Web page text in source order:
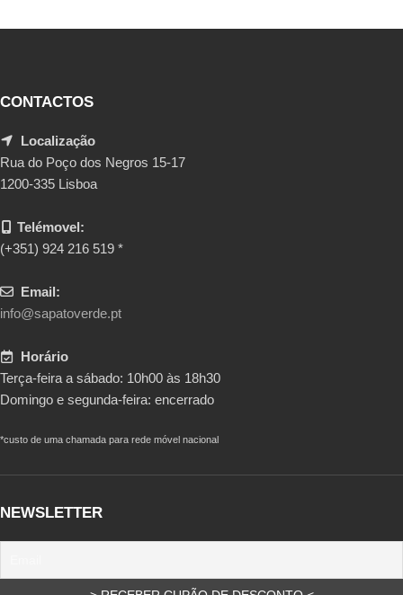
CONTACTOS
Localização
Rua do Poço dos Negros 15-17
1200-335 Lisboa
Telémovel:
(+351) 924 216 519 *
Email:
info@sapatoverde.pt
Horário
Terça-feira a sábado: 10h00 às 18h30
Domingo e segunda-feira: encerrado
*custo de uma chamada para rede móvel nacional
NEWSLETTER